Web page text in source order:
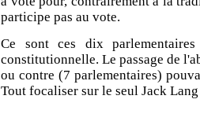
participe pas au vote.
Ce sont ces dix
constitutionnelle. Le passage de
ou contre (7 parlementaires)
Tout focaliser sur le seul Jack